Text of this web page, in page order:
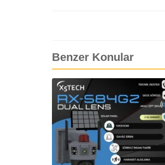
Benzer Konular